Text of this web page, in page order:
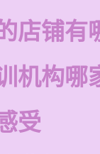
店铺有
机构哪
受